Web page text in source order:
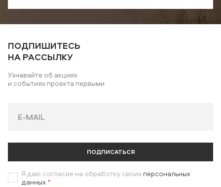
ПОДПИШИТЕСЬ
НА РАССЫЛКУ
Узнавайте об акциях
и событиях проекта первыми
ПОДПИСАТЬСЯ
Я даю согласие на обработку своих персональных
данных *